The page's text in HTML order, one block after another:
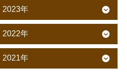
2023年
2022年
2021年